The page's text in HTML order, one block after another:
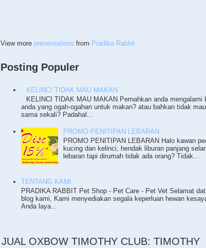
View more presentations from Pradika Rabbit
Posting Populer
KELINCI TIDAK MAU MAKAN
KELINCI TIDAK MAU MAKAN Pernahkan anda mengalami
anda yang ogah-ogahan untuk makan? atau bahkan tidak
sama sekali? Padahal...
PROMO PENITIPAN LEBARAN
PROMO PENITIPAN LEBARAN Halo kawan
kucing dan kelinci, hendak liburan panjang
lebaran tapi dirumah tidak ada orang? Tidak...
TENTANG KAMI
PRADIKA RABBIT Pet Shop - Pet Care - Pet Vet Selamat
blog kami, Kami menyediakan segala keperluan hewan
Anda laya...
JUAL OXBOW TIMOTHY CLUB: TIMOTHY